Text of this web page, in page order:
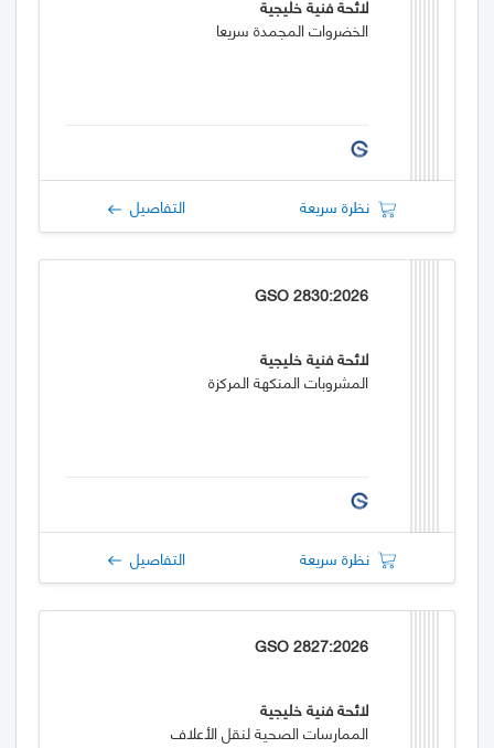
لائحة فنية خليجية
الخضروات المجمدة سريعا
نظرة سريعة التفاصيل
GSO 2830:2026
لائحة فنية خليجية
المشروبات المنكهة المركزة
نظرة سريعة التفاصيل
GSO 2827:2026
لائحة فنية خليجية
الممارسات الصحية لنقل الأعلاف